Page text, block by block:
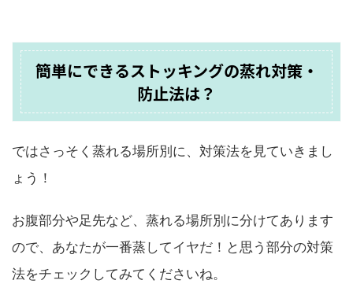
簡単にできるストッキングの蒸れ対策・
防止法は？
ではさっそく蒸れる場所別に、対策法を見ていきまし
ょう！
お腹部分や足先など、蒸れる場所別に分けてあります
ので、あなたが一番蒸してイヤだ！と思う部分の対策
法をチェックしてみてくださいね。